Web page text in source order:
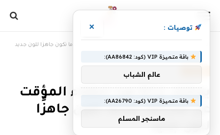
يمكنك إزالة هذا الطلاء المؤقت عن جدرانك عندما تكون جاهزًا للون جديد
يمكنك إزالة هذا الطلاء المؤقت
عن جدرانك عندما تكون جاهزًا
للون جديد
توصيات : ×
باقة متميزة VIP (كود: AA86842):
عالم الشباب
باقة متميزة VIP (كود: AA26790):
ماسنجر المسلم